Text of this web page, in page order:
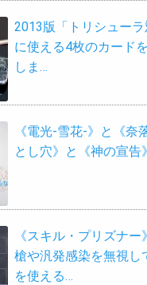
2013版「トリシューラ
に使える4枚のカード
しま…
《電光-雪花-》と《奈
とし穴》と《神の宣告》
《スキル・プリズナー
槍や汎発感染を無視し
を使える…